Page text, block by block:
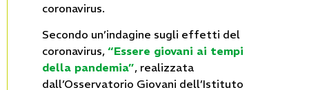
coronavirus.
Secondo un’indagine sugli effetti del
coronavirus, “Essere giovani ai tempi
della pandemia”, realizzata
dall’Osservatorio Giovani dell’Istituto